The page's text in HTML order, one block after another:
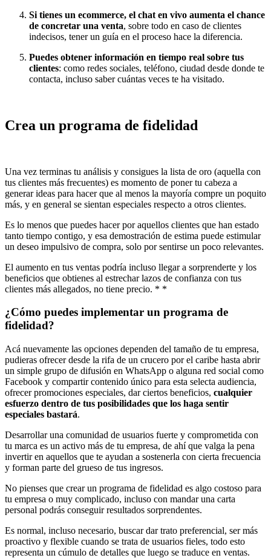
Si tienes un ecommerce, el chat en vivo aumenta el chance
de concretar una venta, sobre todo en caso de clientes
indecisos, tener un guía en el proceso hace la diferencia.
Puedes obtener información en tiempo real sobre tus
clientes: como redes sociales, teléfono, ciudad desde donde te
contacta, incluso saber cuántas veces te ha visitado.
Crea un programa de fidelidad
Una vez terminas tu análisis y consigues la lista de oro (aquella con
tus clientes más frecuentes) es momento de poner tu cabeza a
generar ideas para hacer que al menos la mayoría compre un poquito
más, y en general se sientan especiales respecto a otros clientes.
Es lo menos que puedes hacer por aquellos clientes que han estado
tanto tiempo contigo, y esa demostración de estima puede estimular
un deseo impulsivo de compra, solo por sentirse un poco relevantes.
El aumento en tus ventas podría incluso llegar a sorprenderte y los
beneficios que obtienes al estrechar lazos de confianza con tus
clientes más allegados, no tiene precio. * *
¿Cómo puedes implementar un programa de
fidelidad?
Acá nuevamente las opciones dependen del tamaño de tu empresa,
pudieras ofrecer desde la rifa de un crucero por el caribe hasta abrir
un simple grupo de difusión en WhatsApp o alguna red social como
Facebook y compartir contenido único para esta selecta audiencia,
ofrecer promociones especiales, dar ciertos beneficios, cualquier
esfuerzo dentro de tus posibilidades que los haga sentir
especiales bastará.
Desarrollar una comunidad de usuarios fuerte y comprometida con
tu marca es un activo más de tu empresa, de ahí que valga la pena
invertir en aquellos que te ayudan a sostenerla con cierta frecuencia
y forman parte del grueso de tus ingresos.
No pienses que crear un programa de fidelidad es algo costoso para
tu empresa o muy complicado, incluso con mandar una carta
personal podrás conseguir resultados sorprendentes.
Es normal, incluso necesario, buscar dar trato preferencial, ser más
proactivo y flexible cuando se trata de usuarios fieles, todo esto
representa un cúmulo de detalles que luego se traduce en ventas.